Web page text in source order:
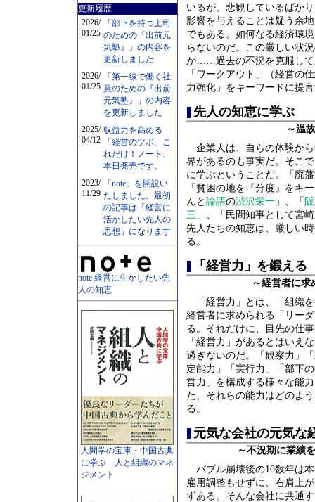
更新履歴
2026/
01/25
「部下を持つ上司
のための『出前元
気塾』」の内容を
更新しました
2026/
01/25
「第一線で働く社
員のための『出前
元気塾』」の内容
を更新しました
2025/
04/12
収益力を高める
「経営のツボ」こ
れだけ！ノート、
本日発売です。
2023/
11/29
「note」を開設い
たしました。最初
の記事は「経営に
活かしたい先人の
思想」になります
note 経営に生かしたい先
人の知恵
人間学の宝庫・中国古典
に学ぶ 人と組織のマネ
ジメント
いるが、悲観しているばか
影響を与えることは疑う余
でもある。如何なる経済環
らないのだ。この厳しい状
か……過去の不況を克服して
「ワークアウト」（経営の
力強化」をキーワードに提
先人の知恵に学ぶ
～温
企業人は、自らの体験か
界があるのも事実だ。そこ
に学ぶということだ。「廃
「貧困の地を『分度』をキ
んと 論語の渋沢栄一 」、「
三 」、「民間知事として宮
先人たちの知恵は、厳しい
る。
「経営力」を鍛える
～経営者に求
「経営力」とは、「組織
経営者に求められる「リー
る。それだけに、目先の仕
「経営力」があるとはいえ
過ぎないのだ。「観察力」
定能力」「実行力」「部下
営力」を構成する様々な能
た、それらの能力はどのよ
る。
元気な会社の元気な
～不況期に業績
バブル崩壊後の10数年は
雇用調整もせずに、右肩上
ずある。そんな会社に共通